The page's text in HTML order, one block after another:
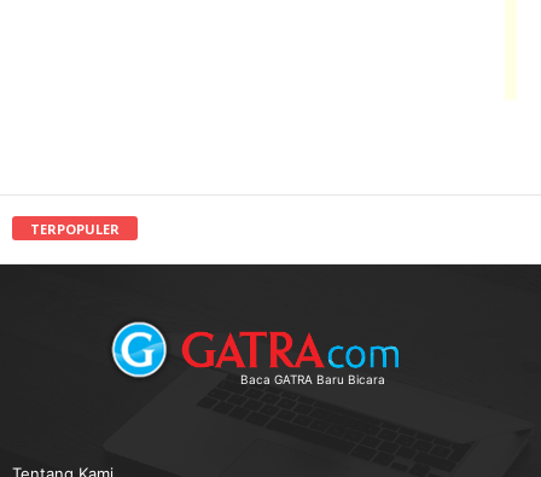
TERPOPULER
Baca GATRA Baru Bicara
Tentang Kami